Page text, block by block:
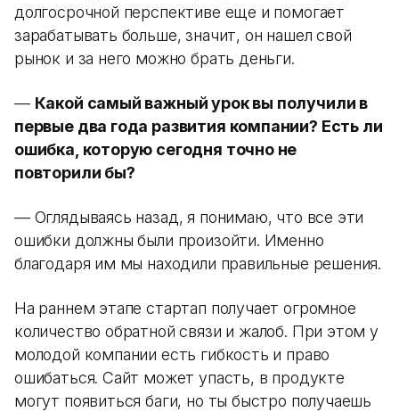
долгосрочной перспективе еще и помогает
зарабатывать больше, значит, он нашел свой
рынок и за него можно брать деньги.
— Какой самый важный урок вы получили в
первые два года развития компании? Есть ли
ошибка, которую сегодня точно не
повторили бы?
— Оглядываясь назад, я понимаю, что все эти
ошибки должны были произойти. Именно
благодаря им мы находили правильные решения.
На раннем этапе стартап получает огромное
количество обратной связи и жалоб. При этом у
молодой компании есть гибкость и право
ошибаться. Сайт может упасть, в продукте
могут появиться баги, но ты быстро получаешь